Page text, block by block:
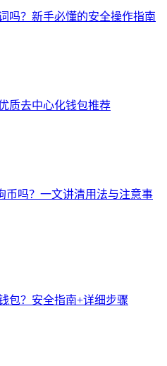
吗？新手必懂的安全操作指南
质去中心化钱包推荐
币吗？一文讲清用法与注意事
包？安全指南+详细步骤